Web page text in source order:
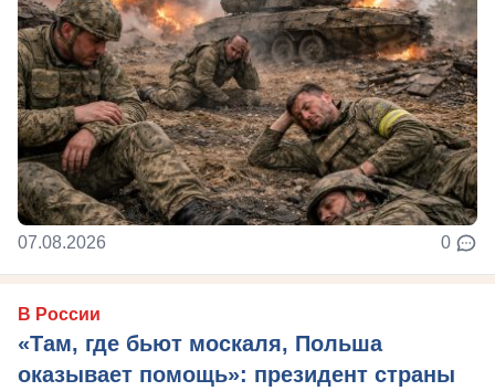
07.08.2026 0
В России
«Там, где бьют москаля, Польша
оказывает помощь»: президент страны